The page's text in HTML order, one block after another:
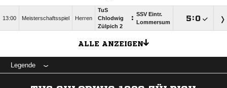
13:00 Meisterschaftsspiel Herren
TuS
Chlodwig
Zülpich 2
: SSV Eintr.
Lommersum
:
ALLE ANZEIGEN
Legende